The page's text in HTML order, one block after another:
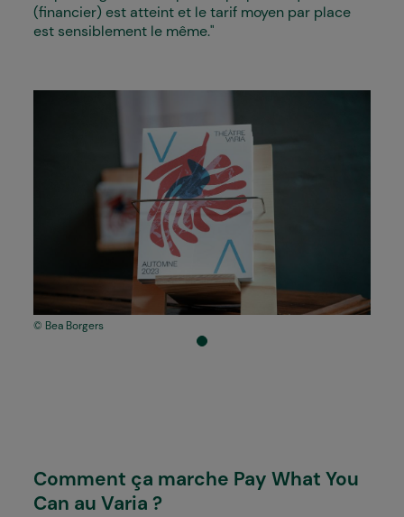
(financier) est atteint et le tarif moyen par place
est sensiblement le même."
Bea Borgers
Comment ça marche Pay What You
Can au Varia ?